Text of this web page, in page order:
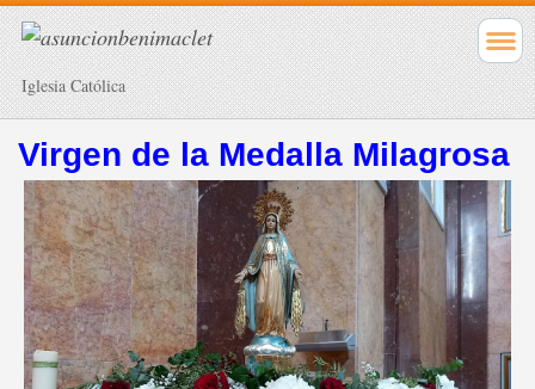
Iglesia Católica
Virgen de la Medalla Milagrosa